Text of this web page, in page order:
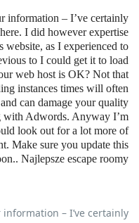
information – I’ve certainly
I did however expertise
website, as I experienced to
to I could get it to load
web host is OK? Not that
instances times will often
can damage your quality
with Adwords. Anyway I’m
look out for a lot more of
Make sure you update this
Najlepsze escape roomy
– I’ve certainly